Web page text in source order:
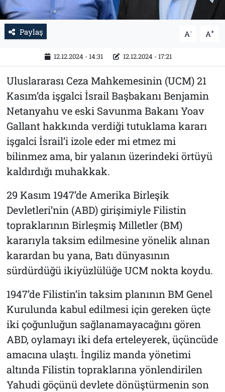
Paylaş A- A+
12.12.2024 - 14:31 12.12.2024 - 17:21
Uluslararası Ceza Mahkemesinin (UCM) 21
Kasım’da işgalci İsrail Başbakanı Benjamin
Netanyahu ve eski Savunma Bakanı Yoav
Gallant hakkında verdiği tutuklama kararı
işgalci İsrail’i izole eder mi etmez mi
bilinmez ama, bir yalanın üzerindeki örtüyü
kaldırdığı muhakkak.
29 Kasım 1947’de Amerika Birleşik
Devletleri’nin (ABD) girişimiyle Filistin
topraklarının Birleşmiş Milletler (BM)
kararıyla taksim edilmesine yönelik alınan
karardan bu yana, Batı dünyasının
sürdürdüğü ikiyüzlülüğe UCM nokta koydu.
1947’de Filistin’in taksim planının BM Genel
Kurulunda kabul edilmesi için gereken üçte
iki çoğunluğun sağlanamayacağını gören
ABD, oylamayı iki defa erteleyerek, üçüncüde
amacına ulaştı. İngiliz manda yönetimi
altında Filistin topraklarına yönlendirilen
Yahudi göçünü devlete dönüştürmenin son